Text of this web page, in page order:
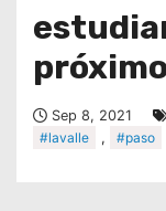
Sep 8, 2021
#lavalle
, #paso